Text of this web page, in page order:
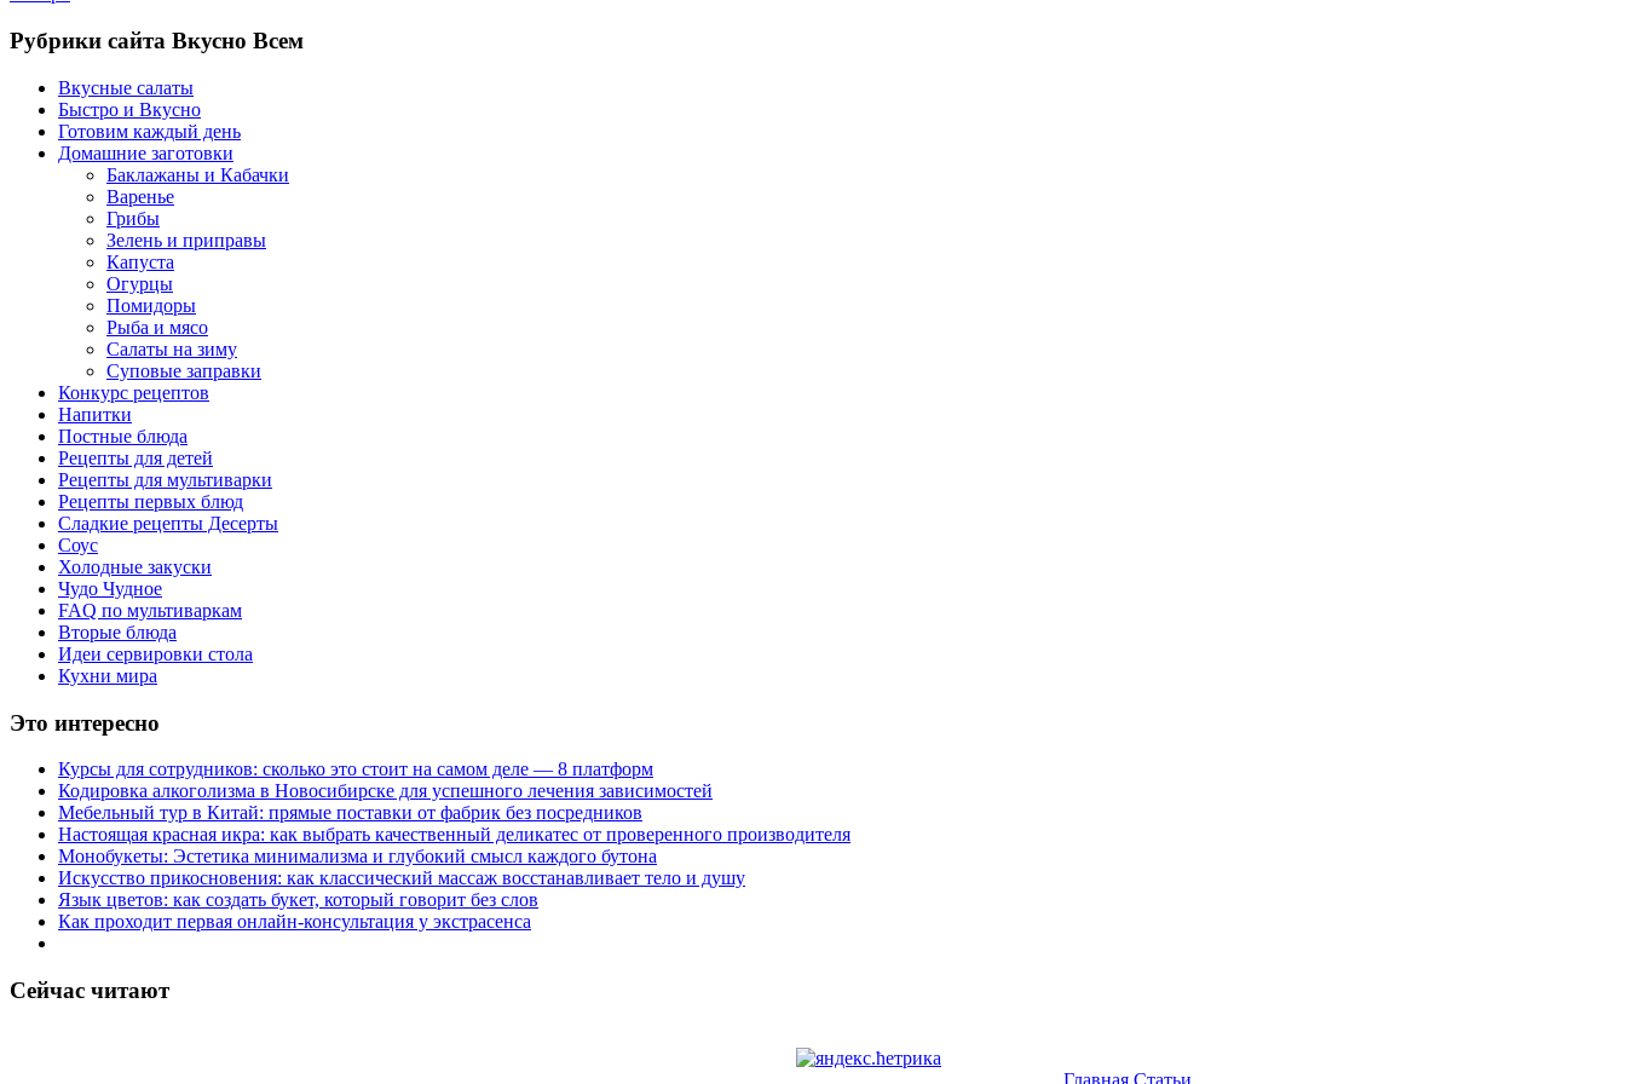
Рубрики сайта Вкусно Всем
Вкусные салаты
Быстро и Вкусно
Готовим каждый день
Домашние заготовки
Баклажаны и Кабачки
Варенье
Грибы
Зелень и приправы
Капуста
Огурцы
Помидоры
Рыба и мясо
Салаты на зиму
Суповые заправки
Конкурс рецептов
Напитки
Постные блюда
Рецепты для детей
Рецепты для мультиварки
Рецепты первых блюд
Сладкие рецепты Десерты
Соус
Холодные закуски
Чудо Чудное
FAQ по мультиваркам
Вторые блюда
Идеи сервировки стола
Кухни мира
Это интересно
Курсы для сотрудников: сколько это стоит на самом деле — 8 платформ
Кодировка алкоголизма в Новосибирске для успешного лечения зависимостей
Мебельный тур в Китай: прямые поставки от фабрик без посредников
Настоящая красная икра: как выбрать качественный деликатес от проверенного производителя
Монобукеты: Эстетика минимализма и глубокий смысл каждого бутона
Искусство прикосновения: как классический массаж восстанавливает тело и душу
Язык цветов: как создать букет, который говорит без слов
Как проходит первая онлайн-консультация у экстрасенса
Сейчас читают
Главная Статьи